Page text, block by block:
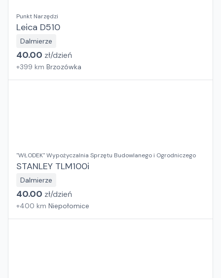
Punkt Narzędzi
Leica D510
Dalmierze
40.00 zł/dzień
+399 km Brzozówka
"WŁODEK" Wypożyczalnia Sprzętu Budowlanego i Ogrodniczego
STANLEY TLM100i
Dalmierze
40.00 zł/dzień
+400 km Niepołomice